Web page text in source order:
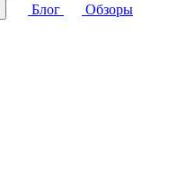
Блог Обзоры